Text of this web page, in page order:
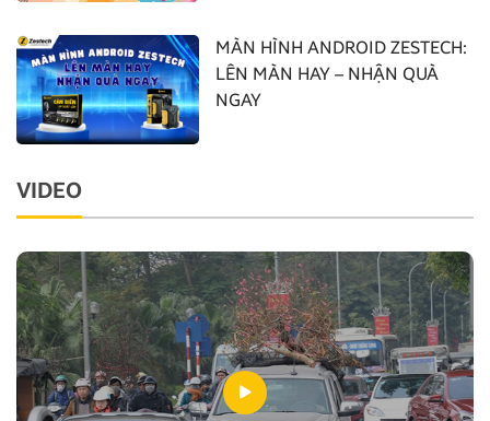
MÀN HÌNH ANDROID ZESTECH:
LÊN MÀN HAY – NHẬN QUÀ
NGAY
VIDEO